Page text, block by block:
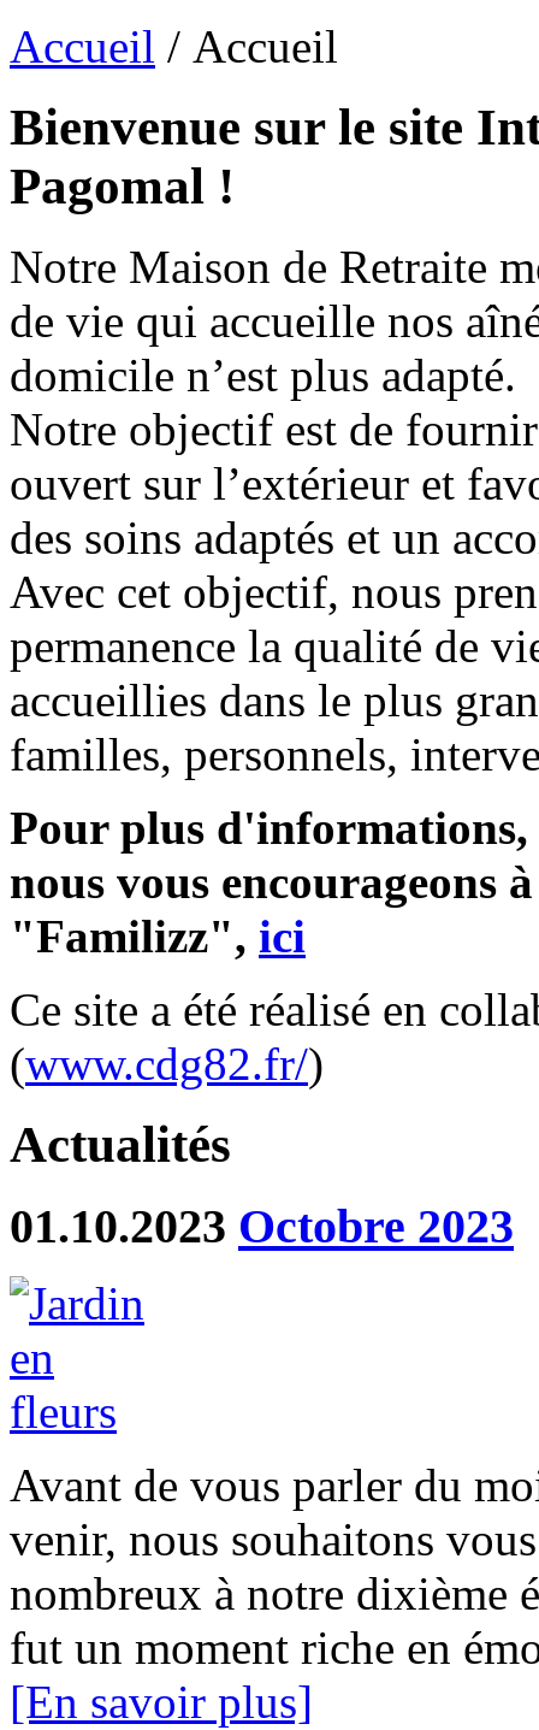
Accueil / Accueil
Bienvenue sur le site
Pagomal !
Notre Maison de Retraite
de vie qui accueille nos
domicile n’est plus adapté.
Notre objectif est de
ouvert sur l’extérieur et
des soins adaptés et un
Avec cet objectif, nous
permanence la qualité de
accueillies dans le plus
familles, personnels,
Pour plus d'informations,
nous vous encourageons
"Familizz", ici
Ce site a été réalisé en
(www.cdg82.fr/)
Actualités
01.10.2023 Octobre 2023
Avant de vous parler du
venir, nous souhaitons
nombreux à notre dixième
fut un moment riche en
[En savoir plus]